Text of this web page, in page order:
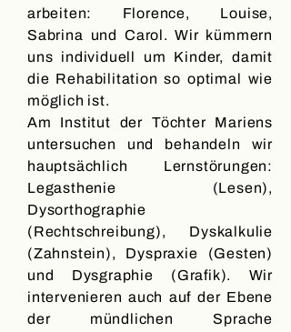
arbeiten: Florence, Louise,
Sabrina und Carol. Wir kümmern
uns individuell um Kinder, damit
die Rehabilitation so optimal wie
möglich ist.
Am Institut der Töchter Mariens
untersuchen und behandeln wir
hauptsächlich Lernstörungen:
Legasthenie (Lesen),
Dysorthographie
(Rechtschreibung), Dyskalkulie
(Zahnstein), Dyspraxie (Gesten)
und Dysgraphie (Grafik). Wir
intervenieren auch auf der Ebene
der mündlichen Sprache